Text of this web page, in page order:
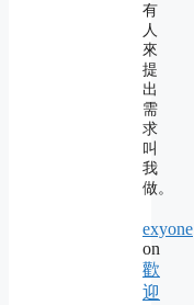
有
人
來
提
出
需
求
叫
我
做。
exyone
on
歡
迎